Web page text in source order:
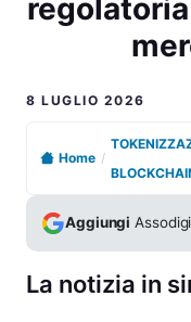
8 LUGLIO 2026
Home /
Aggiungi
La notizia in